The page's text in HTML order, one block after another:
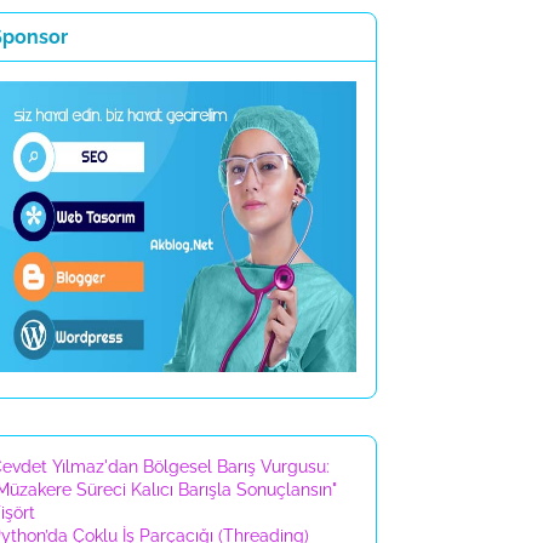
Yılmaz'dan Bölgesel Barış Vurgusu:
Süreci Kalıcı Barışla Sonuçlansın"
Çoklu İş Parçacığı (Threading)